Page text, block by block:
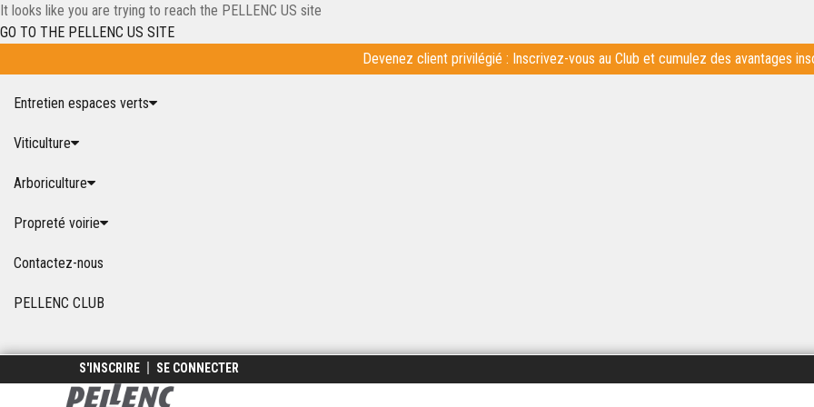
It looks like you are trying to reach the PELLENC US site
GO TO THE PELLENC US SITE
Devenez client privilégié : Inscrivez-vous au Club et cumulez des avantages
Entretien espaces verts
Viticulture
Arboriculture
Propreté voirie
Contactez-nous
PELLENC CLUB
S'INSCRIRE SE CONNECTER